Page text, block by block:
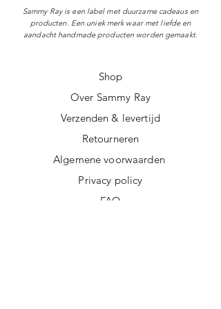
Sammy Ray is een label met duurzame cadeaus en
producten. Een uniek merk waar met liefde en
aandacht handmade producten worden gemaakt.
Shop
Over Sammy Ray
Verzenden & levertijd
Retourneren
Algemene voorwaarden
Privacy policy
FAQ